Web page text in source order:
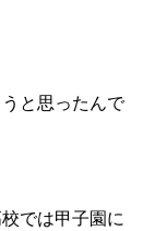
と思ったんで
では甲子園に